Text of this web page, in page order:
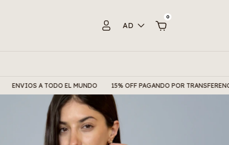
AD
0
EL MUNDO 15% OFF PAGANDO POR TRANSFERENCIA 6 CUOTAS